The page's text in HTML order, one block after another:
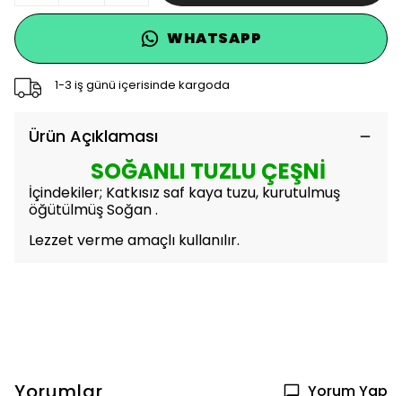
WHATSAPP
1-3 iş günü içerisinde kargoda
Ürün Açıklaması
SOĞANLI TUZLU ÇEŞNİ
İçindekiler; Katkısız saf kaya tuzu, kurutulmuş
öğütülmüş Soğan .
Lezzet verme amaçlı kullanılır.
Yorum Yap